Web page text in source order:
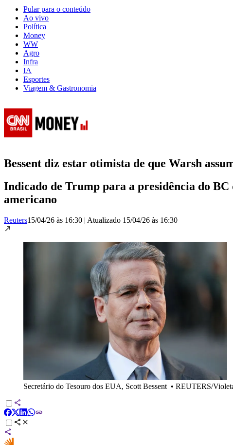
Pular para o conteúdo
Ao vivo
Política
Money
WW
Agro
Infra
IA
Esportes
Viagem & Gastronomia
Bessent diz estar otimista de que Warsh
Indicado de Trump para a presidência do
americano
Reuters15/04/26 às 16:30 | Atualizado 15/04/26 às 16:30
Secretário do Tesouro dos EUA, Scott Bessent • REUTERS/